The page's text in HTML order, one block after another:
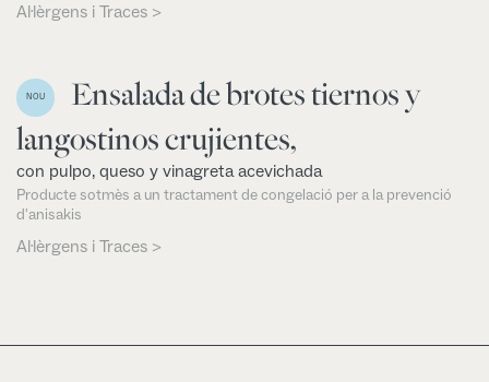
Al·lèrgens i Traces >
NOU
Ensalada de brotes tiernos y
langostinos crujientes,
con pulpo, queso y vinagreta acevichada
Producte sotmès a un tractament de congelació per a la prevenció
d'anisakis
Al·lèrgens i Traces >